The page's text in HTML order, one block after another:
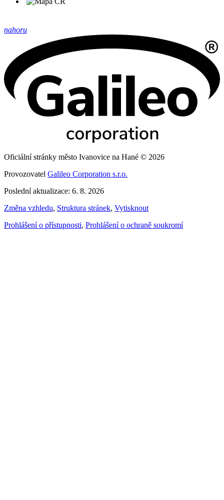
nahoru
Oficiální stránky město Ivanovice na Hané © 2026
Provozovatel Galileo Corporation s.r.o.
Poslední aktualizace: 6. 8. 2026
Změna vzhledu, Struktura stránek, Vytisknout
Prohlášení o přístupnosti, Prohlášení o ochraně soukromí